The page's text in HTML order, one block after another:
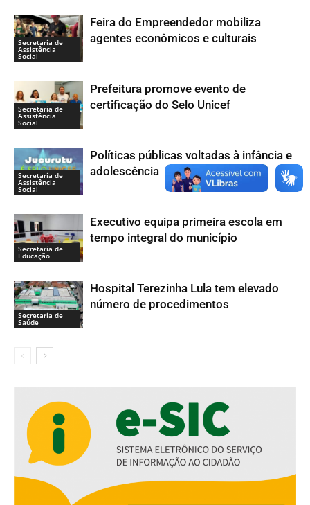
Secretaria de
Assistência
Social
Feira do Empreendedor mobiliza
agentes econômicos e culturais
Secretaria de
Assistência
Social
Prefeitura promove evento de
certificação do Selo Unicef
Secretaria de
Assistência
Social
Políticas públicas voltadas à infância e
adolescência
Secretaria de
Educação
Executivo equipa primeira escola em
tempo integral do município
Secretaria de
Saúde
Hospital Terezinha Lula tem elevado
número de procedimentos